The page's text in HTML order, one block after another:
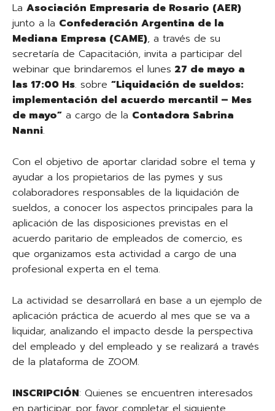
La Asociación Empresaria de Rosario (AER)
junto a la Confederación Argentina de la
Mediana Empresa (CAME), a través de su
secretaría de Capacitación, invita a participar del
webinar que brindaremos el lunes 27 de mayo a
las 17:00 Hs. sobre “Liquidación de sueldos:
implementación del acuerdo mercantil – Mes
de mayo” a cargo de la Contadora Sabrina
Nanni.
Con el objetivo de aportar claridad sobre el tema y
ayudar a los propietarios de las pymes y sus
colaboradores responsables de la liquidación de
sueldos, a conocer los aspectos principales para la
aplicación de las disposiciones previstas en el
acuerdo paritario de empleados de comercio, es
que organizamos esta actividad a cargo de una
profesional experta en el tema.
La actividad se desarrollará en base a un ejemplo de
aplicación práctica de acuerdo al mes que se va a
liquidar, analizando el impacto desde la perspectiva
del empleado y del empleado y se realizará a través
de la plataforma de ZOOM.
INSCRIPCIÓN: Quienes se encuentren interesados